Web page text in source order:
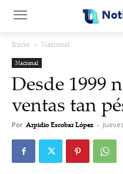
Inicio Nacional
Nacional
Desde 1999
ventas tan
Por Arpidio Escobar López -